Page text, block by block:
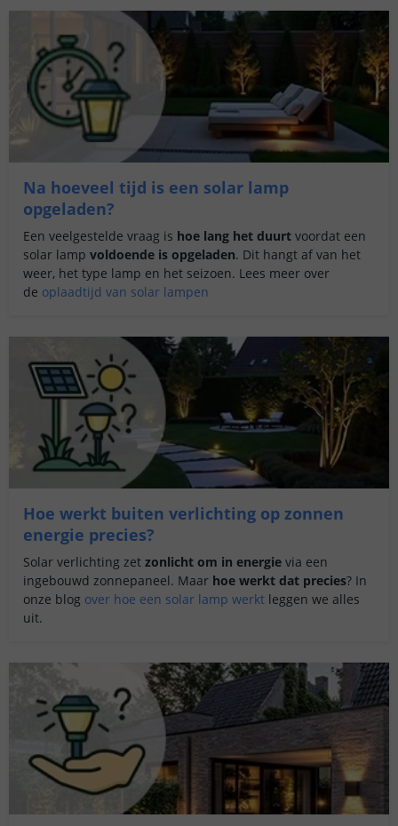
Na hoeveel tijd is een solar lamp
opgeladen?
Een veelgestelde vraag is hoe lang het duurt voordat een
solar lamp voldoende is opgeladen. Dit hangt af van het
weer, het type lamp en het seizoen. Lees meer over
de oplaadtijd van solar lampen
Hoe werkt buiten verlichting op zonnen
energie precies?
Solar verlichting zet zonlicht om in energie via een
ingebouwd zonnepaneel. Maar hoe werkt dat precies? In
onze blog over hoe een solar lamp werkt leggen we alles
uit.